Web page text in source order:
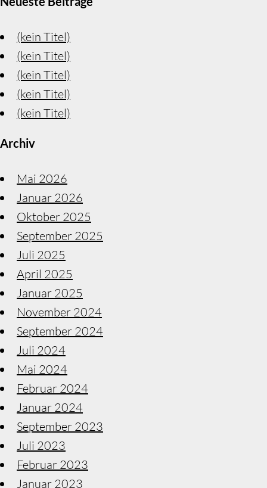
(kein Titel)
(kein Titel)
(kein Titel)
(kein Titel)
(kein Titel)
Archiv
Mai 2026
Januar 2026
Oktober 2025
September 2025
Juli 2025
April 2025
Januar 2025
November 2024
September 2024
Juli 2024
Mai 2024
Februar 2024
Januar 2024
September 2023
Juli 2023
Februar 2023
Januar 2023